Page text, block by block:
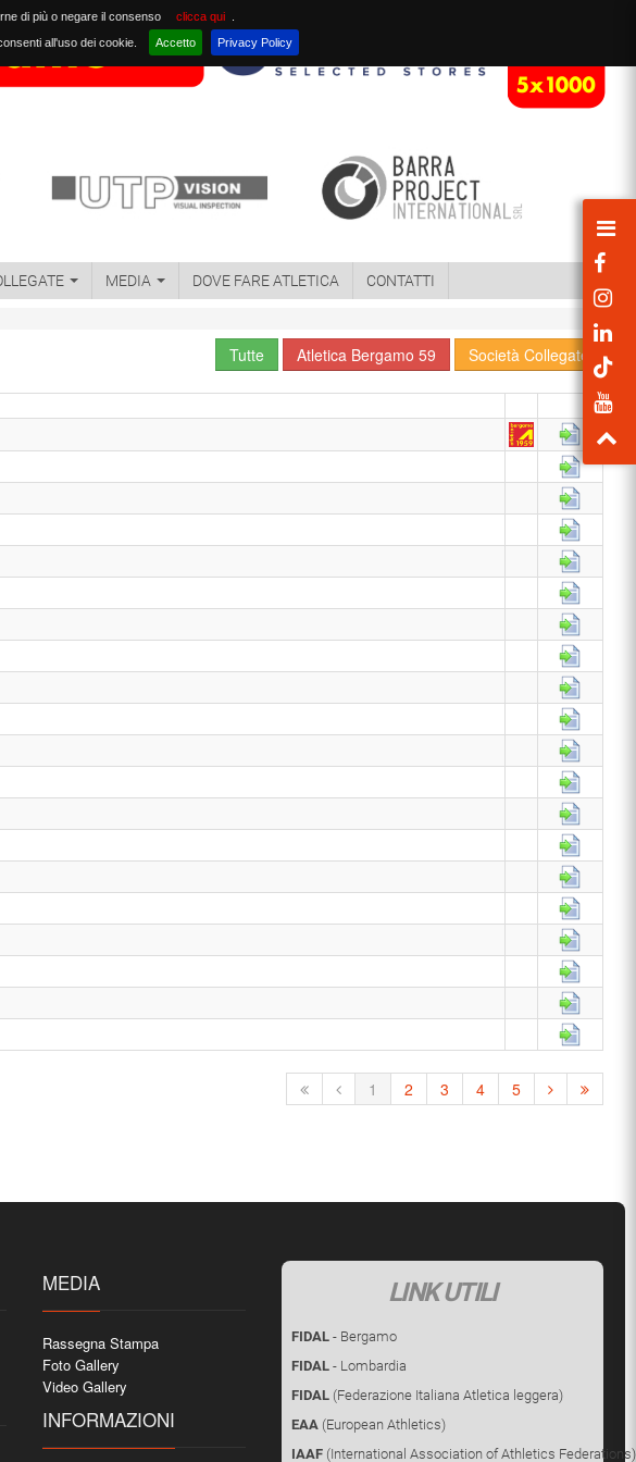
di più o negare il consenso clicca qui
all'uso dei cookie.
Accetto Privacy Policy
MEDIA DOVE FARE ATLETICA CONTATTI
Tutte Atletica Bergamo 59 Società Collegate
1 2 3 4 5
MEDIA
Rassegna Stampa
Foto Gallery
Video Gallery
INFORMAZIONI
LINK UTILI
FIDAL- Bergamo
FIDAL- Lombardia
FIDAL(Federazione Italiana Atletica leggera)
EAA(European Athletics)
IAAF(International Association of Athletics Federations)